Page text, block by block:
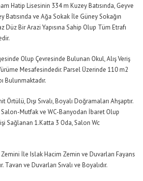
Hatip Lisesinin 334 m Kuzey Batısında, Geyve
Batısında ve Ağa Sokak İle Güney Sokağın
Düz Bir Arazi Yapısına Sahip Olup Tüm Etrafı
Olup Çevresinde Bulunan Okul, Alış Veriş
Mesafesindedir. Parsel Üzerinde 110 m2
Bulunmaktadır.
Örtülü, Dışı Sıvalı, Boyalı Doğramaları Ahşaptır.
Salon-Mutfak ve WC-Banyodan İbaret Olup
Sağlanan 1.Katta 3 Oda, Salon Wc
Zemini İle Islak Hacim Zemin ve Duvarları Fayans
Tavan ve Duvarları Sıvalı ve Boyalıdır.